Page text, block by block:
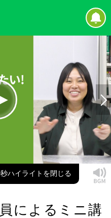
Picture-
in-
Picture
ハイライト
によるミニ講